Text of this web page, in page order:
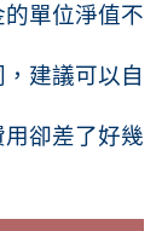
單位淨值不
建議可以自
卻差了好幾